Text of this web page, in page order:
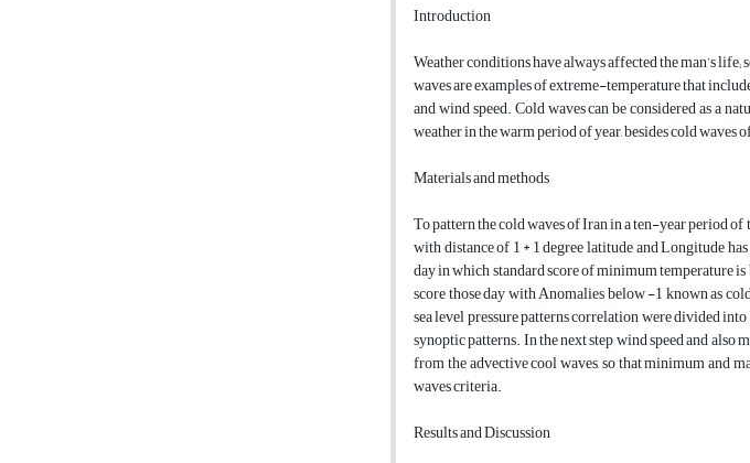
Introduction
Weather conditions have always affected the man’s
waves are examples of extreme-temperature that
and wind speed. Cold waves can be considered as a
weather in the warm period of year, besides cold waves
Materials and methods
To pattern the cold waves of Iran in a ten-year period
with distance of 1 * 1 degree latitude and Longitude
day in which standard score of minimum temperature
score those day with Anomalies below -1 known as
sea level pressure patterns correlation were divided
synoptic patterns. In the next step wind speed and
from the advective cool waves, so that minimum and
waves criteria.
Results and Discussion